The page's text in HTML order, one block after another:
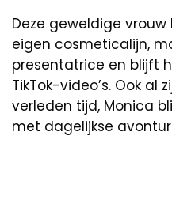
Deze geweldige
eigen cosmeticalijn,
presentatrice en blijft
TikTok-video’s. Ook al
verleden tijd, Monica
met dagelijkse